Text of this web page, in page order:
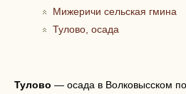
Мижеричи сельская гмина
Тулово, осада
Тулово — осада в Волковысском